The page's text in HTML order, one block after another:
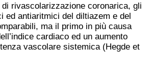
rivascolarizzazione coronarica, gli
ed antiaritmici del diltiazem e del
ma il primo in più causa
cardiaco ed un aumento
vascolare sistemica (Hegde et